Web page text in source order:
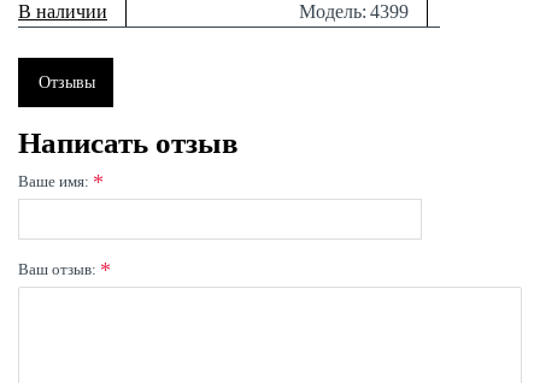
В наличии Модель: 4399
Отзывы
Написать отзыв
Ваше имя:
Ваш отзыв: